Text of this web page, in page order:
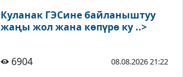
Куланак ГЭСине байланыштуу
жаңы жол жана көпүрө ку ..>
6904 08.08.2026 21:22